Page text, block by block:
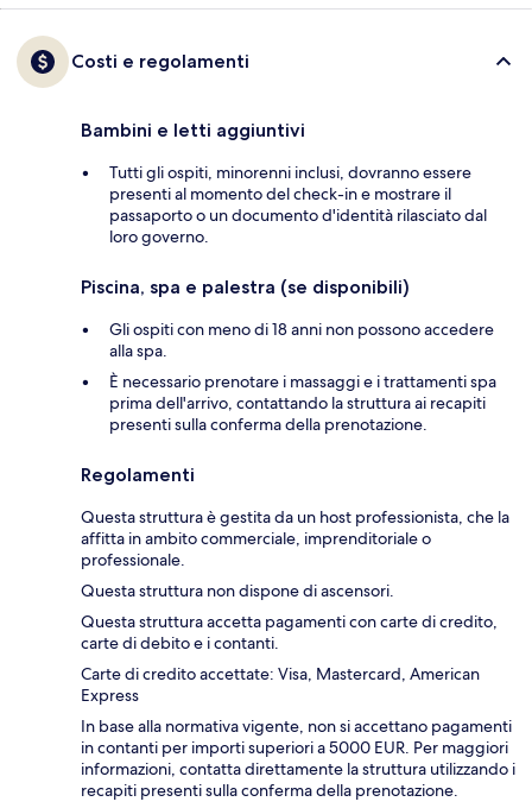
Costi e regolamenti
Bambini e letti aggiuntivi
Tutti gli ospiti, minorenni inclusi, dovranno essere
presenti al momento del check-in e mostrare il
passaporto o un documento d'identità rilasciato dal
loro governo.
Piscina, spa e palestra (se disponibili)
Gli ospiti con meno di 18 anni non possono accedere
alla spa.
È necessario prenotare i massaggi e i trattamenti spa
prima dell'arrivo, contattando la struttura ai recapiti
presenti sulla conferma della prenotazione.
Regolamenti
Questa struttura è gestita da un host professionista, che la
affitta in ambito commerciale, imprenditoriale o
professionale.
Questa struttura non dispone di ascensori.
Questa struttura accetta pagamenti con carte di credito,
carte di debito e i contanti.
Carte di credito accettate: Visa, Mastercard, American
Express
In base alla normativa vigente, non si accettano pagamenti
in contanti per importi superiori a 5000 EUR. Per maggiori
informazioni, contatta direttamente la struttura utilizzando i
recapiti presenti sulla conferma della prenotazione.